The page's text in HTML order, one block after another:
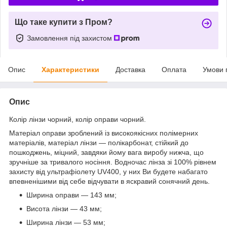
Що таке купити з Пром?
Замовлення під захистом
Опис Характеристики Доставка Оплата Умови
Опис
Колір лінзи чорний, колір оправи чорний.
Матеріал оправи зроблений із високоякісних полімерних
матеріалів, матеріал лінзи — полікарбонат, стійкий до
пошкоджень, міцний, завдяки йому вага виробу нижча, що
зручніше за тривалого носіння. Водночас лінза зі 100% рівнем
захисту від ультрафіолету UV400, у них Ви будете набагато
впевненішими від себе відчувати в яскравий сонячний день.
Ширина оправи — 143 мм;
Висота лінзи — 43 мм;
Ширина лінзи — 53 мм;